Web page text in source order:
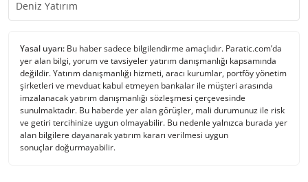
Deniz Yatırım
Yasal uyarı: Bu haber sadece bilgilendirme amaçlıdır. Paratic.com’da
yer alan bilgi, yorum ve tavsiyeler yatırım danışmanlığı kapsamında
değildir. Yatırım danışmanlığı hizmeti, aracı kurumlar, portföy yönetim
şirketleri ve mevduat kabul etmeyen bankalar ile müşteri arasında
imzalanacak yatırım danışmanlığı sözleşmesi çerçevesinde
sunulmaktadır. Bu haberde yer alan görüşler, mali durumunuz ile risk
ve getiri tercihinize uygun olmayabilir. Bu nedenle yalnızca burada yer
alan bilgilere dayanarak yatırım kararı verilmesi uygun
sonuçlar doğurmayabilir.